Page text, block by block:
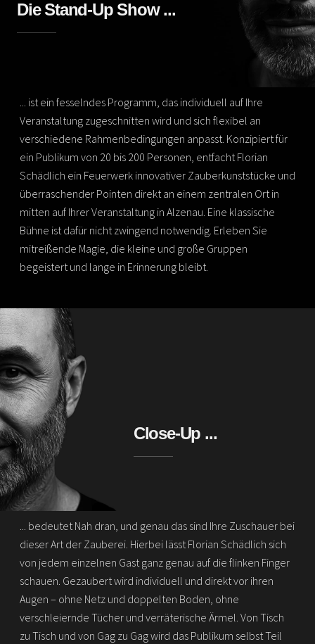
Die Stand-Up Show ...
... ist ein fesselndes Programm, das individuell auf Ihre
Veranstaltung zugeschnitten wird und sich flexibel an
verschiedene Rahmenbedingungen anpasst. Konzipiert für
ein Publikum von 20 bis 200 Personen, entfacht Florian
Schädlich ein Feuerwerk innovativer Zauberkunststücke und
überraschender Pointen direkt an einem zentralen Ort in
mitten auf Ihrer Veranstaltung in Alzenau. Eine klassische
Bühne ist dafür nicht zwingend notwendig. Erleben Sie
mitreißende Magie, die kleine und große Gruppen
begeistert und lange in Erinnerung bleibt.
Close-Up ...
... bedeutet Nah dran, und genau das sind Ihre Zuschauer bei
dieser Art der Zauberei. Hierbei lässt Florian Schädlich sich
von jedem einzelnen Gast ganz genau auf die flinken Finger
schauen. Gezaubert wird individuell und direkt vor ihren
Augen – ohne Netz und doppelten Boden, ohne
verschleiernde Tücher und verräterische Ärmel. Von Tisch
zu Tisch und von Gag zu Gag wird das Publikum selbst Teil